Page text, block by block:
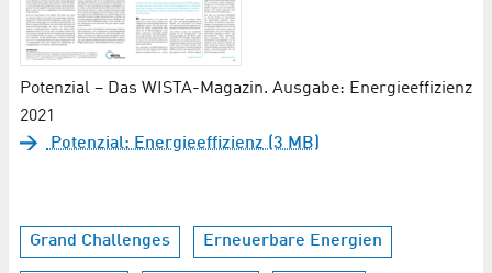
Potenzial – Das WISTA-Magazin. Ausgabe: Energieeffizienz
2021
Potenzial: Energieeffizienz (3 MB)
Grand Challenges Erneuerbare Energien